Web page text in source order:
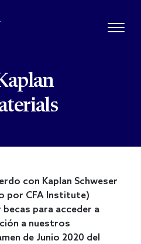
con Kaplan Schweser
por CFA Institute)
para acceder a
a nuestros
de Junio 2020 del